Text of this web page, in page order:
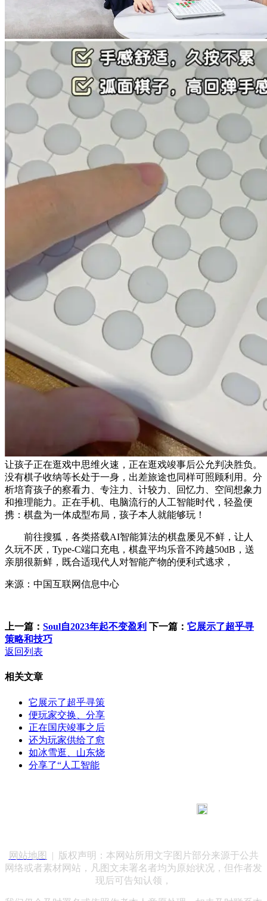
让孩子正在逛戏中思维火速，正在逛戏竣事后公允判决胜负。
没有棋子收纳等长处于一身，出差旅途也同样可照顾利用。分
析培育孩子的察看力、专注力、计较力、回忆力、空间想象力
和推理能力。正在手机、电脑流行的人工智能时代，轻盈便
携：棋盘为一体成型布局，孩子本人就能够玩！
前往搜狐，各类搭载AI智能算法的棋盘屡见不鲜，让人
久玩不厌，Type-C端口充电，棋盘平均乐音不跨越50dB，送
亲朋很新鲜，既合适现代人对智能产物的便利式逃求，
来源：中国互联网信息中心
上一篇： Soul自2023年起不变盈利 下一篇： 它展示了超乎寻
策略和技巧
返回列表
相关文章
它展示了超乎寻策
便玩家交换、分享
正在国庆竣事之后
还为玩家供给了愈
如冰雪逛、山东烧
分享了“人工智能
网站地图
| 版权声明：本网站所用文字图片部分来源于公共
网络或者素材网站，凡图文未署名者均为原始状况，但作者发
现后可告知认领，